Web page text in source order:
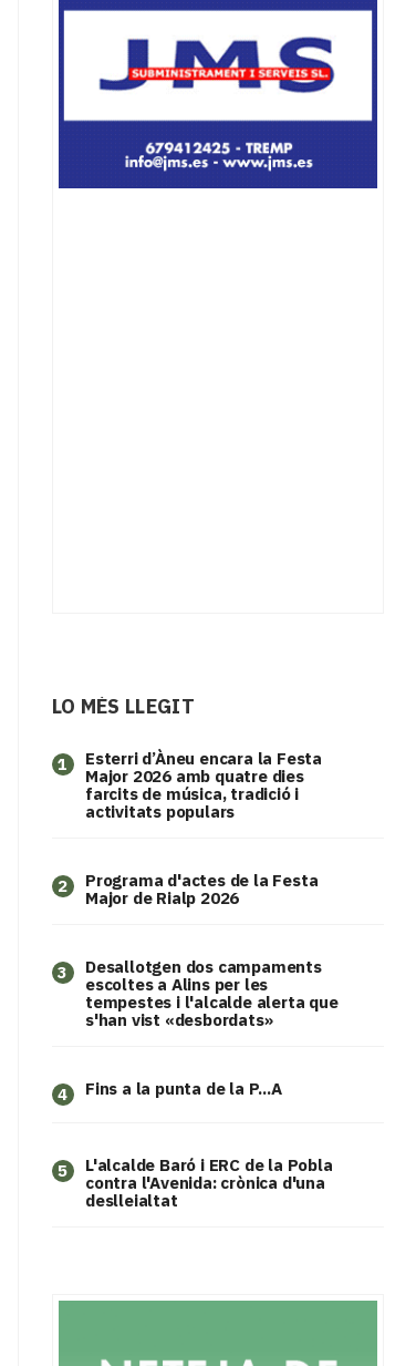
LO MÉS LLEGIT
1
Esterri d’Àneu encara la Festa
Major 2026 amb quatre dies
farcits de música, tradició i
activitats populars
2
Programa d'actes de la Festa
Major de Rialp 2026
3
​Desallotgen dos campaments
escoltes a Alins per les
tempestes i l'alcalde alerta que
s'han vist «desbordats»
4 Fins a la punta de la P...A
5
L'alcalde Baró i ERC de la Pobla
contra l'Avenida: crònica d'una
deslleialtat